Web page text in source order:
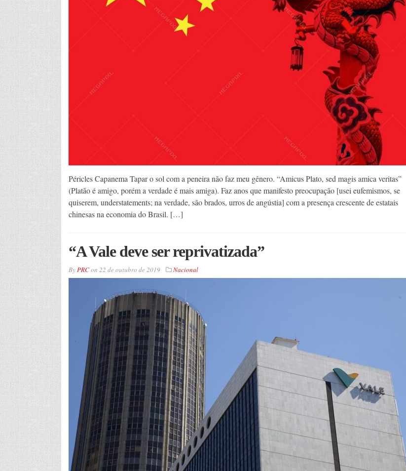
Péricles Capanema Tapar o sol com a peneira não faz meu gênero. “Amicus Plato, sed magis amica veritas”
(Platão é amigo, porém a verdade é mais amiga). Faz anos que manifesto preocupação [usei eufemismos, se
quiserem, understatements; na verdade, são brados, urros de angústia] com a presença crescente de estatais
chinesas na economia do Brasil. […]
“A Vale deve ser reprivatizada”
ByPRCon 22 de outubro de 2019 Nacional